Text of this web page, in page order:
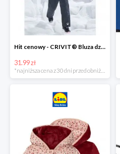
Hit cenowy - CRIVIT® Bluza dziewczęca z polaru
31.99 zł